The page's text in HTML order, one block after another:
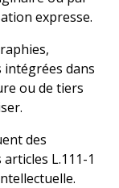
expresse.
dans
ou de tiers
des
L.111-1